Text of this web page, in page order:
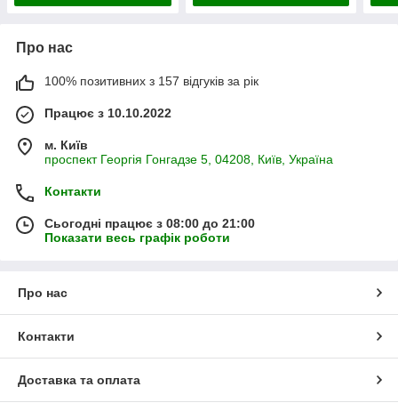
Про нас
100% позитивних з 157 відгуків за рік
Працює з 10.10.2022
м. Київ
проспект Георгія Гонгадзе 5, 04208, Київ, Україна
Контакти
Сьогодні працює з 08:00 до 21:00
Показати весь графік роботи
Про нас
Контакти
Доставка та оплата